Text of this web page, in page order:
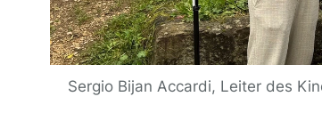
Sergio Bijan Accardi, Leiter des